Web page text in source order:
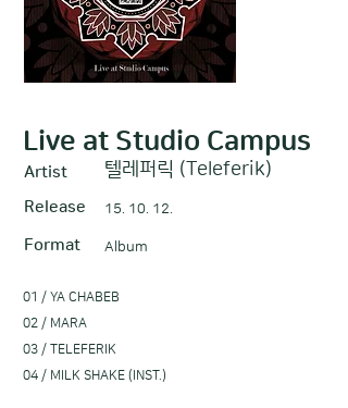
Live at Studio Campus
Artist 텔레퍼릭 (Teleferik)
Release 15. 10. 12.
Format Album
01 / YA CHABEB
02 / MARA
03 / TELEFERIK
04 / MILK SHAKE (INST.)